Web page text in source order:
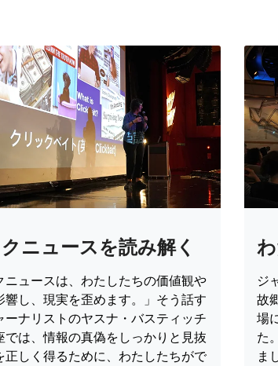
ニュースを読み解く
ニュースは、わたしたちの価値観や
響し、現実を歪めます。」そう話す
ーナリストのヤスナ・バスティッチ
では、情報の真偽をしっかりと見抜
正しく得るために、わたしたちがで
ジ
故
場
た
ま